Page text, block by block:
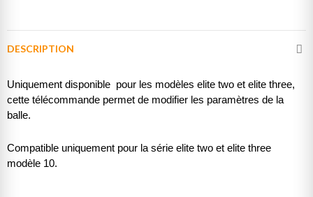
DESCRIPTION
Uniquement disponible pour les modèles elite two et elite three,
cette télécommande permet de modifier les paramètres de la
balle.
Compatible uniquement pour la série elite two et elite three
modèle 10.